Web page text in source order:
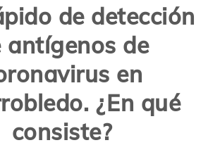
de detección
antígenos de
en
¿En qué
consiste?